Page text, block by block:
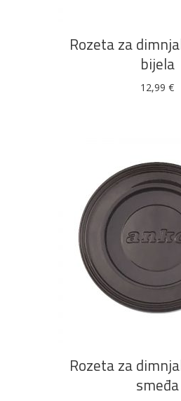
Rozeta za
bijela
12,99 €
DODAJ U
Rozeta za
smeđa